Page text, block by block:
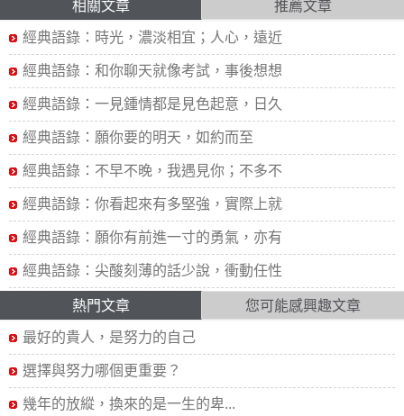
相關文章 推薦文章
經典語錄：時光，濃淡相宜；人心，遠近
經典語錄：和你聊天就像考試，事後想想
經典語錄：一見鍾情都是見色起意，日久
經典語錄：願你要的明天，如約而至
經典語錄：不早不晚，我遇見你；不多不
經典語錄：你看起來有多堅強，實際上就
經典語錄：願你有前進一寸的勇氣，亦有
經典語錄：尖酸刻薄的話少說，衝動任性
熱門文章 您可能感興趣文章
最好的貴人，是努力的自己
選擇與努力哪個更重要？
幾年的放縱，換來的是一生的卑...